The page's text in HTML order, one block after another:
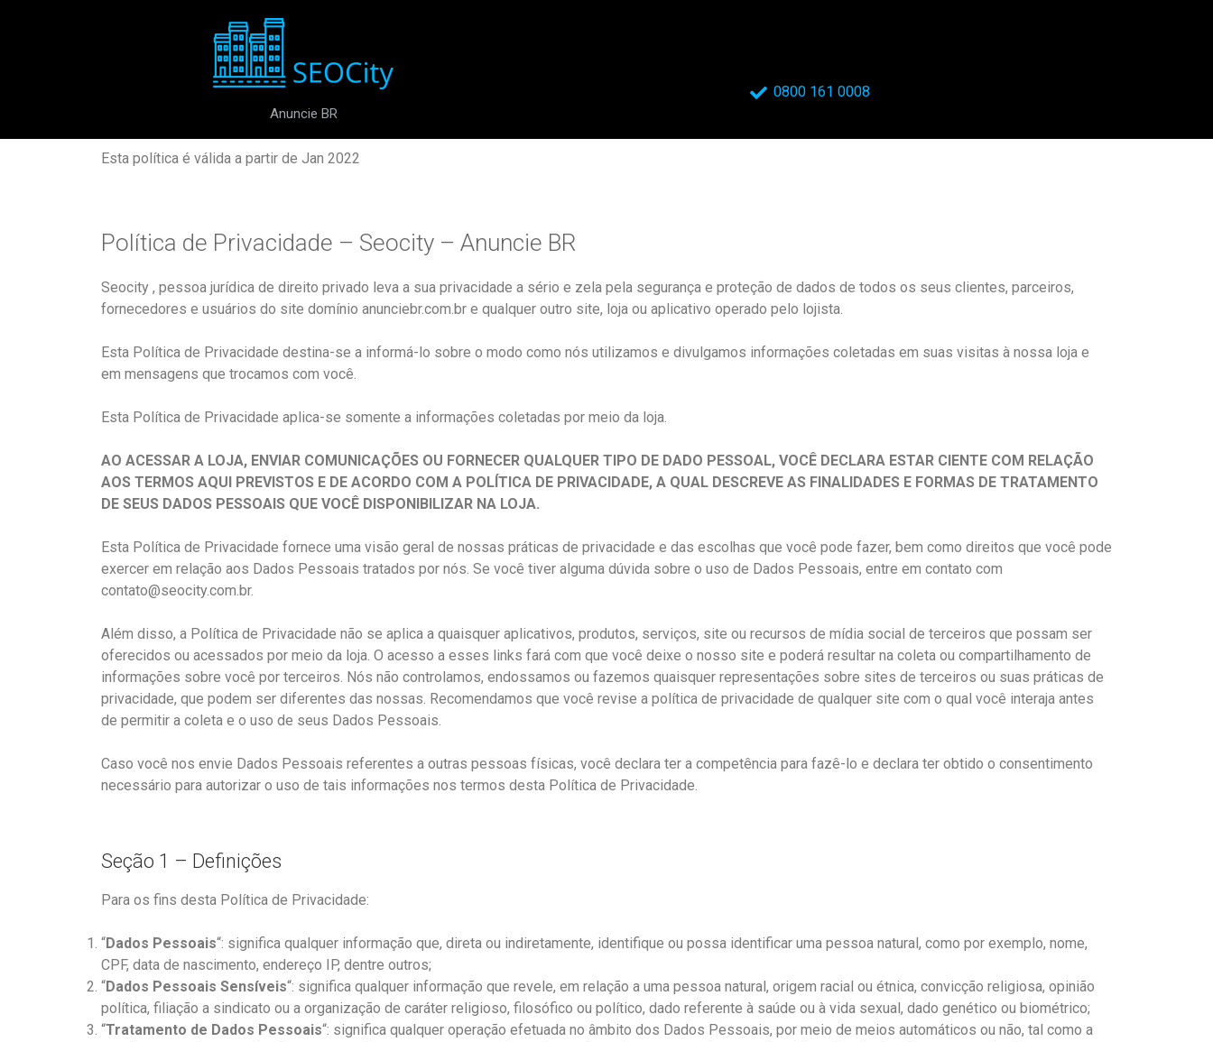
Anuncie BR
0800 161 0008
Esta política é válida a partir de Jan 2022
Política de Privacidade – Seocity – Anuncie BR
Seocity , pessoa jurídica de direito privado leva a sua privacidade a sério e zela pela segurança e proteção de dados de todos os seus clientes, parceiros,
fornecedores e usuários do site domínio anunciebr.com.br e qualquer outro site, loja ou aplicativo operado pelo lojista.
Esta Política de Privacidade destina-se a informá-lo sobre o modo como nós utilizamos e divulgamos informações coletadas em suas visitas à nossa loja e
em mensagens que trocamos com você.
Esta Política de Privacidade aplica-se somente a informações coletadas por meio da loja.
AO ACESSAR A LOJA, ENVIAR COMUNICAÇÕES OU FORNECER QUALQUER TIPO DE DADO PESSOAL, VOCÊ DECLARA ESTAR CIENTE COM RELAÇÃO
AOS TERMOS AQUI PREVISTOS E DE ACORDO COM A POLÍTICA DE PRIVACIDADE, A QUAL DESCREVE AS FINALIDADES E FORMAS DE TRATAMENTO
DE SEUS DADOS PESSOAIS QUE VOCÊ DISPONIBILIZAR NA LOJA.
Esta Política de Privacidade fornece uma visão geral de nossas práticas de privacidade e das escolhas que você pode fazer, bem como direitos que você pode
exercer em relação aos Dados Pessoais tratados por nós. Se você tiver alguma dúvida sobre o uso de Dados Pessoais, entre em contato com
contato@seocity.com.br.
Além disso, a Política de Privacidade não se aplica a quaisquer aplicativos, produtos, serviços, site ou recursos de mídia social de terceiros que possam ser
oferecidos ou acessados por meio da loja. O acesso a esses links fará com que você deixe o nosso site e poderá resultar na coleta ou compartilhamento de
informações sobre você por terceiros. Nós não controlamos, endossamos ou fazemos quaisquer representações sobre sites de terceiros ou suas práticas de
privacidade, que podem ser diferentes das nossas. Recomendamos que você revise a política de privacidade de qualquer site com o qual você interaja antes
de permitir a coleta e o uso de seus Dados Pessoais.
Caso você nos envie Dados Pessoais referentes a outras pessoas físicas, você declara ter a competência para fazê-lo e declara ter obtido o consentimento
necessário para autorizar o uso de tais informações nos termos desta Política de Privacidade.
Seção 1 – Definições
Para os fins desta Política de Privacidade:
“Dados Pessoais“: significa qualquer informação que, direta ou indiretamente, identifique ou possa identificar uma pessoa natural, como por exemplo, nome,
CPF, data de nascimento, endereço IP, dentre outros;
“Dados Pessoais Sensíveis“: significa qualquer informação que revele, em relação a uma pessoa natural, origem racial ou étnica, convicção religiosa, opinião
política, filiação a sindicato ou a organização de caráter religioso, filosófico ou político, dado referente à saúde ou à vida sexual, dado genético ou biométrico;
“Tratamento de Dados Pessoais“: significa qualquer operação efetuada no âmbito dos Dados Pessoais, por meio de meios automáticos ou não, tal como a